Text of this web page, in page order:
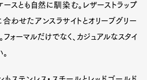
ースとも自然に馴染む。レザーストラップ
わせたアンスラサイトとオリーブグリー
ォーマルだけでなく、カジュアルなスタイ